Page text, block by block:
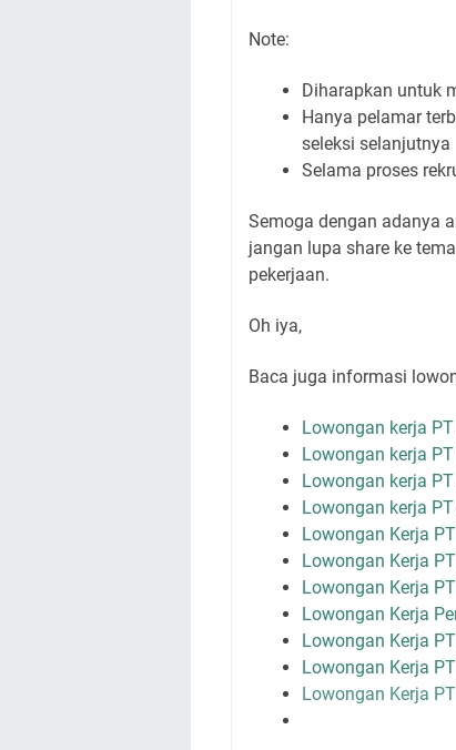
Note:
Diharapkan untuk
Hanya pelamar
seleksi selanjutnya
Selama proses
Semoga dengan adanya
jangan lupa share ke
pekerjaan.
Oh iya,
Baca juga informasi
Lowongan kerja
Lowongan kerja
Lowongan kerja
Lowongan kerja
Lowongan Kerja
Lowongan Kerja
Lowongan Kerja
Lowongan Kerja
Lowongan Kerja
Lowongan Kerja
Lowongan Kerja